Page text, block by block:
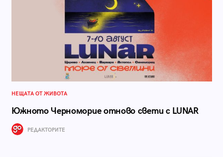
НЕЩАТА ОТ ЖИВОТА
Южното Черноморие отново свети с LUNAR
РЕДАКТОРИТЕ